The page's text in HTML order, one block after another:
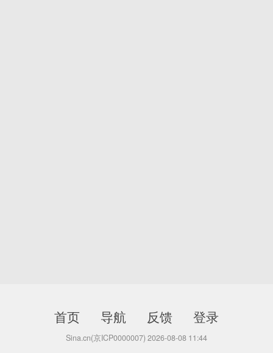
首页 导航 反馈 登录
Sina.cn(京ICP0000007) 2026-08-08 11:44